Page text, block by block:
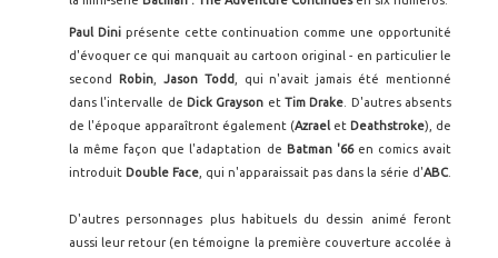
Paul Diniprésente cette continuation comme une opportunité
d'évoquer ce qui manquait au cartoon original - en particulier le
second Robin, Jason Todd
, qui n'avait jamais été mentionné
dans l'intervalle de Dick Grayson etTim Drake . D'autres absents
de l'époque apparaîtront également (Azrael et Deathstroke), de
la même façon que l'adaptation de Batman '66en comics avait
introduit Double Face , qui n'apparaissait pas dans la série d'ABC
D'autres personnages plus habituels du dessin animé feront
aussi leur retour (en témoigne la première couverture accolée à